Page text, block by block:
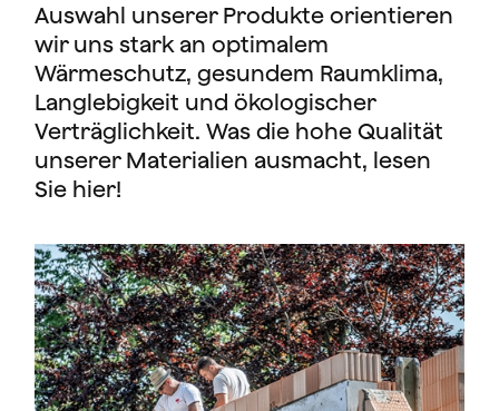
Auswahl unserer Produkte orientieren
wir uns stark an optimalem
Wärmeschutz, gesundem Raumklima,
Langlebigkeit und ökologischer
Verträglichkeit. Was die hohe Qualität
unserer Materialien ausmacht, lesen
Sie hier!